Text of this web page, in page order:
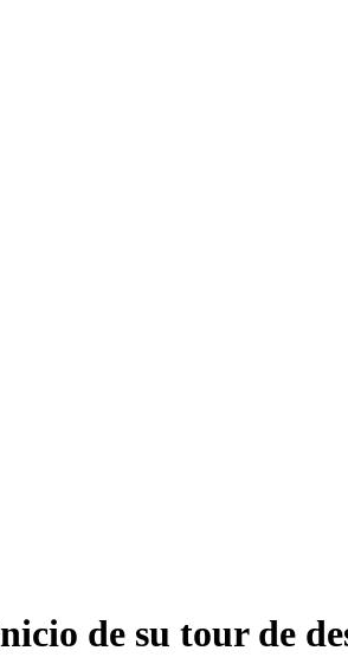
de su tour de